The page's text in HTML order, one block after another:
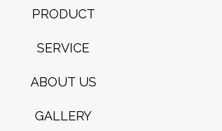
PRODUCT
SERVICE
ABOUT US
GALLERY